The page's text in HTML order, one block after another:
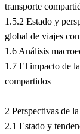
transporte
1.5.2 Estado y
global de viajes
1.6 Análisis
1.7 El impacto de
compartidos
2 Perspectivas de
2.1 Estado y